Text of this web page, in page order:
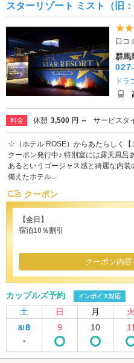
スターリゾート ミスト（旧
口コ
群馬
ドラ
料金 休憩 3,500 円 ～ サービスタ
☆（ホテル ROSE）からあたらしく
クーポン発行中♪ 特別室には露天風呂
あるというゴージャス感と綺麗な内
備えたホテル...
クーポン
【全日】
宿泊10％割引
クーポン内
カップルズ予約 インボイス対応
土 日 月 火
8/8
-
9 10